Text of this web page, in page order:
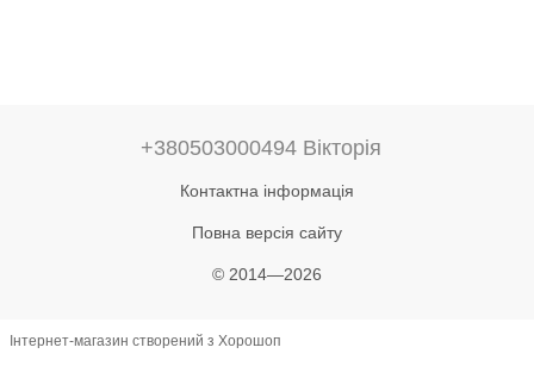
+380503000494 Вікторія
Контактна інформація
Повна версія сайту
© 2014—2026
Інтернет-магазин створений з Хорошоп